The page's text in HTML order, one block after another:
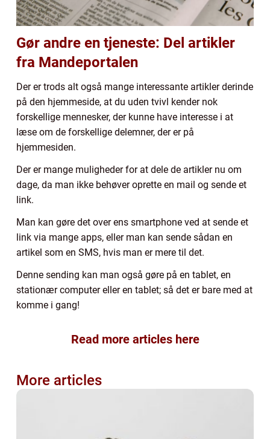
Gør andre en tjeneste: Del artikler
fra Mandeportalen
Der er trods alt også mange interessante artikler derinde
på den hjemmeside, at du uden tvivl kender nok
forskellige mennesker, der kunne have interesse i at
læse om de forskellige delemner, der er på
hjemmesiden.
Der er mange muligheder for at dele de artikler nu om
dage, da man ikke behøver oprette en mail og sende et
link.
Man kan gøre det over ens smartphone ved at sende et
link via mange apps, eller man kan sende sådan en
artikel som en SMS, hvis man er mere til det.
Denne sending kan man også gøre på en tablet, en
stationær computer eller en tablet; så det er bare med at
komme i gang!
Read more articles here
More articles